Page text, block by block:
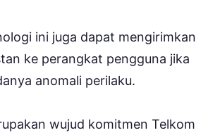
ini juga dapat mengirimkan
ke perangkat pengguna jika
anomali perilaku.
wujud komitmen Telkom